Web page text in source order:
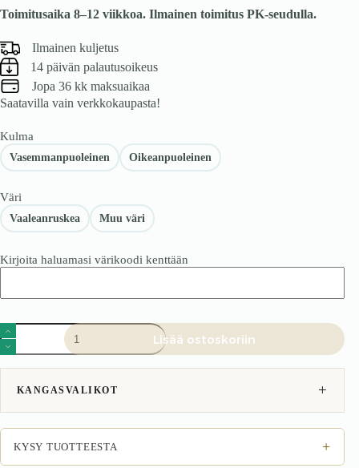
Toimitusaika 8–12 viikkoa. Ilmainen toimitus PK-seudulla.
Ilmainen kuljetus
14 päivän palautusoikeus
Jopa 36 kk maksuaikaa
Saatavilla vain verkkokaupasta!
Kulma
Vasemmanpuoleinen Oikeanpuoleinen
Väri
Vaaleanruskea Muu väri
Kirjoita haluamasi värikoodi kenttään
Vuodesohva
Monza
vaaleanharmaa
määrä
Lisää ostoskoriin
KANGASVALIKOT
KYSY TUOTTEESTA +